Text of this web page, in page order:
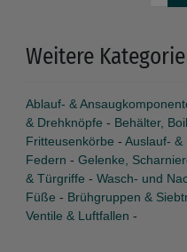
Weitere
Ablauf- &
& Drehknöpfe - Behälter,
Fritteusenkörbe - Auslauf- &
Federn - Gelenke,
& Türgriffe - Wasch- und
Füße - Brühgruppen &
Ventile & Luftfallen -